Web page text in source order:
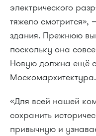
электрического
тяжело
здания. Прежнюю
поскольку она
Новую должна ещё
Москомархитектура.
«Для всей нашей
сохранить
привычную и